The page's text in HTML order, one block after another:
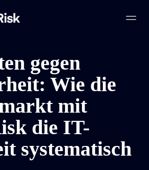
gegen
Wie die
mit
die IT-
systematisch